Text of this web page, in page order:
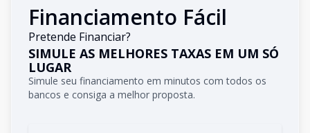
Financiamento Fácil
Pretende Financiar?
SIMULE AS MELHORES TAXAS EM UM SÓ
LUGAR
Simule seu financiamento em minutos com todos os
bancos e consiga a melhor proposta.